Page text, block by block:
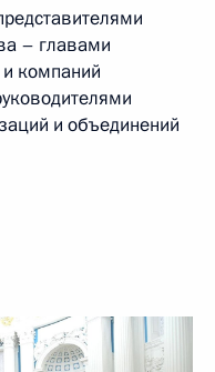
– главами
компаний
и объединений